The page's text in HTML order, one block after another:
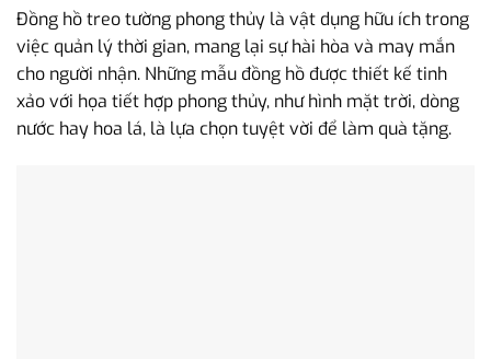
Đồng hồ treo tường phong thủy là vật dụng hữu ích trong
việc quản lý thời gian, mang lại sự hài hòa và may mắn
cho người nhận. Những mẫu đồng hồ được thiết kế tinh
xảo với họa tiết hợp phong thủy, như hình mặt trời, dòng
nước hay hoa lá, là lựa chọn tuyệt vời để làm quà tặng.